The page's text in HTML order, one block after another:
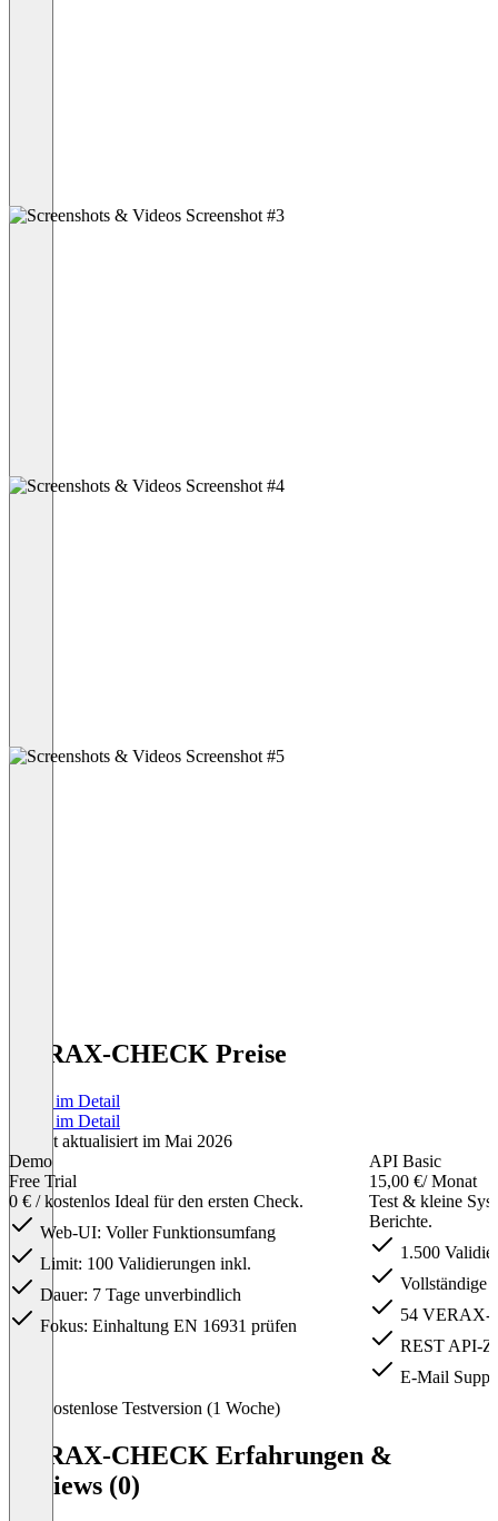
VERAX-CHECK Preise
Preise im Detail
Preise im Detail
Zuletzt aktualisiert im Mai 2026
Demo
Free Trial
0 € / kostenlos Ideal für den ersten Check.
Web-UI: Voller Funktionsumfang
Limit: 100 Validierungen inkl.
Dauer: 7 Tage unverbindlich
Fokus: Einhaltung EN 16931 prüfen
API Basic
15,00 €/ Monat
Test & kleine
Berichte.
1.500
Vollständige
54 VERAX-
REST API-
E-Mail
Kostenlose Testversion (1 Woche)
VERAX-CHECK Erfahrungen &
Reviews (0)